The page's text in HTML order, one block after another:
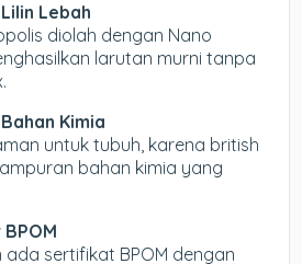
Lebah
diolah dengan Nano
larutan murni tanpa
Kimia
untuk tubuh, karena british
bahan kimia yang
sertifikat BPOM dengan